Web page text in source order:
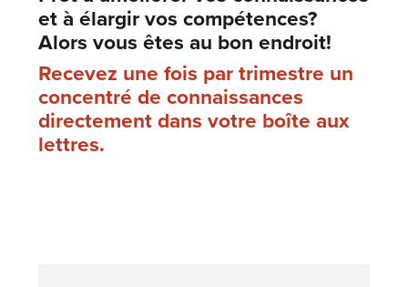
et à élargir vos compétences?
Alors vous êtes au bon endroit!
Recevez une fois par trimestre un
concentré de connaissances
directement dans votre boîte aux
lettres.